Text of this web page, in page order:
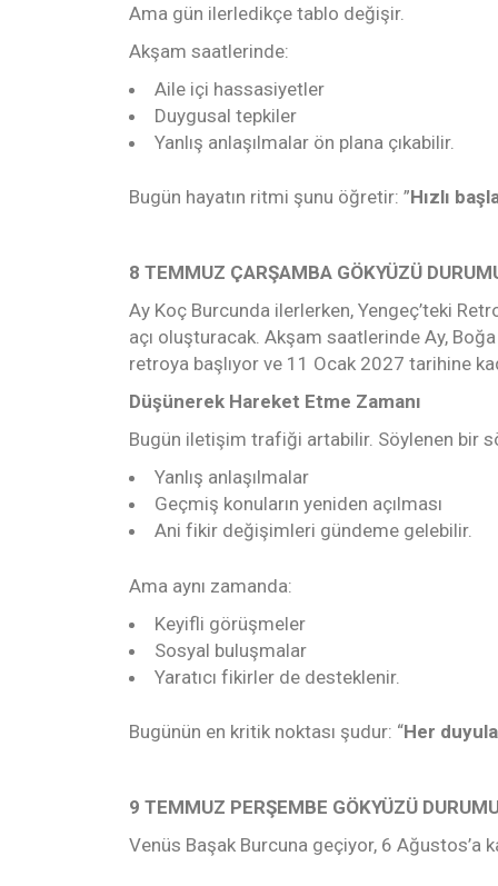
Ama gün ilerledikçe tablo değişir.
Akşam saatlerinde:
Aile içi hassasiyetler
Duygusal tepkiler
Yanlış anlaşılmalar ön plana çıkabilir.
Bugün hayatın ritmi şunu öğretir: ”Hızlı
8 TEMMUZ ÇARŞAMBA GÖKYÜZÜ
Ay Koç Burcunda ilerlerken, Yengeç’teki
açı oluşturacak. Akşam saatlerinde Ay,
retroya başlıyor ve 11 Ocak 2027 tarihine
Düşünerek Hareket Etme Zamanı
Bugün iletişim trafiği artabilir. Söylenen bir
Yanlış anlaşılmalar
Geçmiş konuların yeniden açılması
Ani fikir değişimleri gündeme gelebilir.
Ama aynı zamanda:
Keyifli görüşmeler
Sosyal buluşmalar
Yaratıcı fikirler de desteklenir.
Bugünün en kritik noktası şudur: “Her
9 TEMMUZ PERŞEMBE GÖKYÜZÜ
Venüs Başak Burcuna geçiyor, 6 Ağustos’a